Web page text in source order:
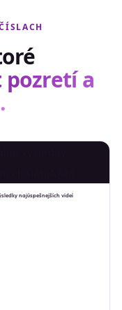
pozretí a
najúspešnejších videí